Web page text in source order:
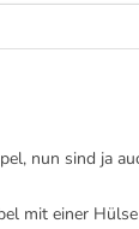
nun sind ja
mit einer